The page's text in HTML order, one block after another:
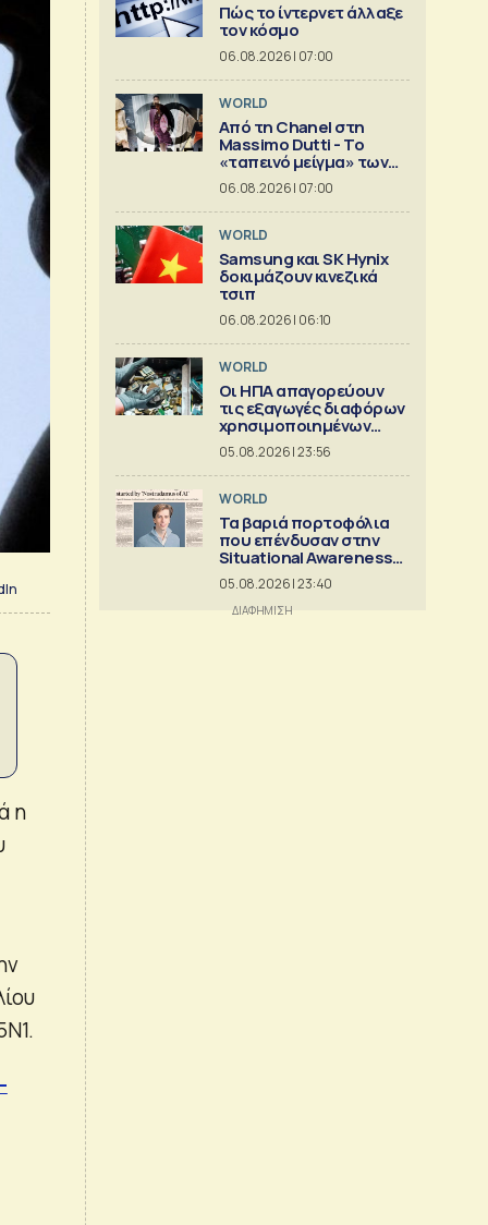
η
Πώς το ίντερνετ άλλαξε
τον κόσμο
06.08.2026 | 07:00
WORLD
Από τη Chanel στη
Massimo Dutti - Το
«ταπεινό μείγμα» των
best seller
06.08.2026 | 07:00
WORLD
Samsung και SK Hynix
δοκιμάζουν κινεζικά
τσιπ
06.08.2026 | 06:10
WORLD
Οι ΗΠΑ απαγορεύουν
τις εξαγωγές διαφόρων
χρησιμοποιημένων
κρίσιμων ορυκτών
05.08.2026 | 23:56
WORLD
Τα βαριά πορτοφόλια
που επένδυσαν στην
Situational Awareness
πριν καταρρεύσει
05.08.2026 | 23:40